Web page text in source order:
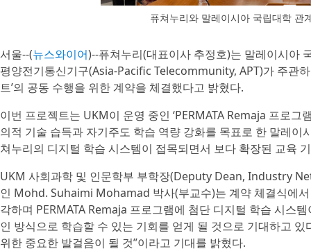
퓨쳐누리와 말레이시아 국립대학 관
서울--(뉴스와이어)--퓨쳐누리(대표이사 추정호)는 말레이시
평양전기통신기구(Asia-Pacific Telecommunity, APT)가 주관
트’의 공동 수행을 위한 계약을 체결했다고 밝혔다.
이번 프로젝트는 UKM이 운영 중인 ‘PERMATA Remaja 프로
의적 기술 습득과 자기주도 학습 역량 강화를 목표로 한 말레
쳐누리의 디지털 학습 시스템이 접목되면서 보다 확장된 교육
UKM 사회과학 및 인문학부 부학장(Deputy Dean, Industry
인 Mohd. Suhaimi Mohamad 박사(부교수)는 계약 체결식에
각하며 PERMATA Remaja 프로그램에 첨단 디지털 학습 시스
인 방식으로 학습할 수 있는 기회를 얻게 될 것으로 기대하고
위한 중요한 발걸음이 될 것”이라고 기대를 밝혔다.